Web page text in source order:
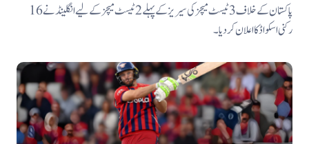
پاکستان کے خلاف 3 ٹیسٹ میچز کی سیریز کے پہلے 2 ٹیسٹ میچز کے لیے انگلینڈ نے 16
رکنی اسکواڈ کا اعلان کر دیا۔